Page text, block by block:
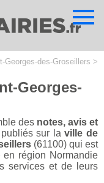
Georges-des-Groseillers >
Georges-
des notes, avis et
sur laville de
(61100) qui est
région Normandie
services et de leurs